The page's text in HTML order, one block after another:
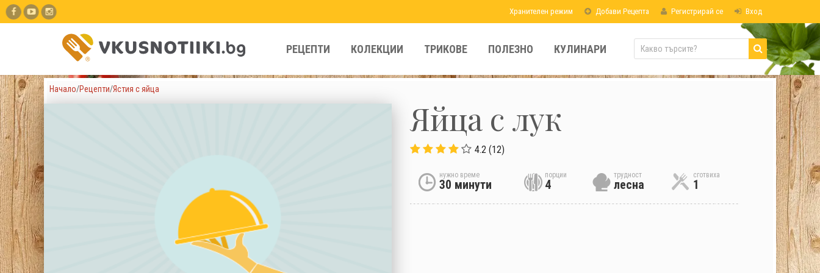
Хранителен режим Добави Рецепта Регистрирай се Вход
РЕЦЕПТИ КОЛЕКЦИИ ТРИКОВЕ ПОЛЕЗНО КУЛИНАРИ
Начало/Рецепти/Ястия с яйца
Яйца с лук
4.2 (12)
нужно време
30 минути
порции
4
трудност
лесна
сготвиха
1